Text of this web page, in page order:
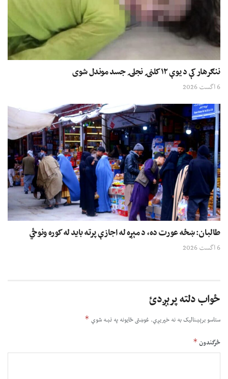
ننګرهار کې د یوې ۱۲ کلنۍ نجلۍ جسد موندل شوی
6 اگست 2026
طالبان: ښځه عورت ده، د مېړه له اجازې پرته باید له کوره ونوځي
6 اگست 2026
ځواب دلته پرېږدئ
ستاسو برېښناليک به نه خپريږي.غوښتى ځایونه په نښه شوي *
څرگندون*